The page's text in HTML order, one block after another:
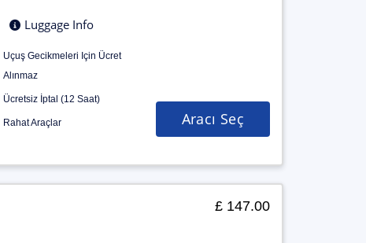
Luggage Info
Uçuş Gecikmeleri Için Ücret
Alınmaz
Ücretsiz İptal (12 Saat)
Rahat Araçlar Aracı Seç
£ 147.00